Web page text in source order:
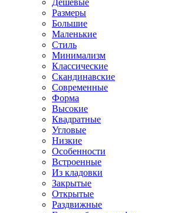
Дешевые
Размеры
Большие
Маленькие
Стиль
Минимализм
Классические
Скандинавские
Современные
Форма
Высокие
Квадратные
Угловые
Низкие
Особенности
Встроенные
Из кладовки
Закрытые
Открытые
Раздвижные